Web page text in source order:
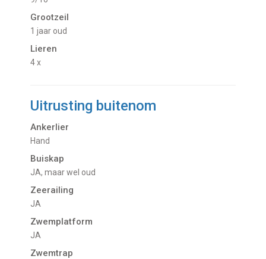
Grootzeil
1 jaar oud
Lieren
4 x
Uitrusting buitenom
Ankerlier
Hand
Buiskap
JA, maar wel oud
Zeerailing
JA
Zwemplatform
JA
Zwemtrap